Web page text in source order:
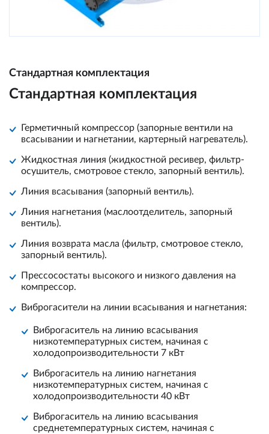
Стандартная комплектация
Стандартная комплектация
Герметичный компрессор (запорные вентили на
всасывании и нагнетании, картерный нагреватель).
Жидкостная линия (жидкостной ресивер, фильтр-
осушитель, смотровое стекло, запорный вентиль).
Линия всасывания (запорный вентиль).
Линия нагнетания (маслоотделитель, запорный
вентиль).
Линия возврата масла (фильтр, смотровое стекло,
запорный вентиль).
Пресcосостаты высокого и низкого давления на
компрессор.
Виброгасители на линии всасывания и нагнетания:
Виброгаситель на линию всасывания
низкотемпературных систем, начиная с
холодопроизводительности 7 кВт
Виброгаситель на линию нагнетания
низкотемпературных систем, начиная с
холодопроизводительности 40 кВт
Виброгаситель на линию всасывания
среднетемпературных систем, начиная с